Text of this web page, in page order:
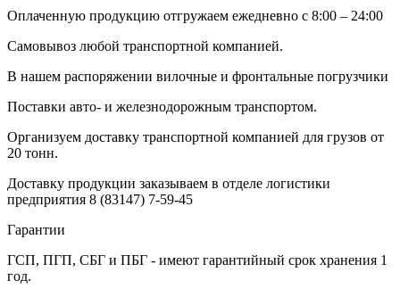
Оплаченную продукцию отгружаем ежедневно с 8:00 – 24:00
Самовывоз любой транспортной компанией.
В нашем распоряжении вилочные и фронтальные погрузчики
Поставки авто- и железнодорожным транспортом.
Организуем доставку транспортной компанией для грузов от
20 тонн.
Доставку продукции заказываем в отделе логистики
предприятия 8 (83147) 7-59-45
Гарантии
ГСП, ПГП, СБГ и ПБГ - имеют гарантийный срок хранения 1
год.